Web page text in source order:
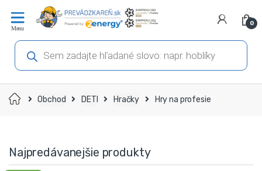
navigáciu
obsah
0
Products
search
Domov Obchod DETI Hračky Hry na profesie
Najpredávanejšie produkty